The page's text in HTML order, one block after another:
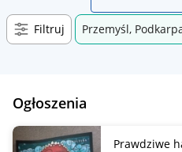
Filtruj Przemyśl,
Ogłoszenia
Prawdziwe